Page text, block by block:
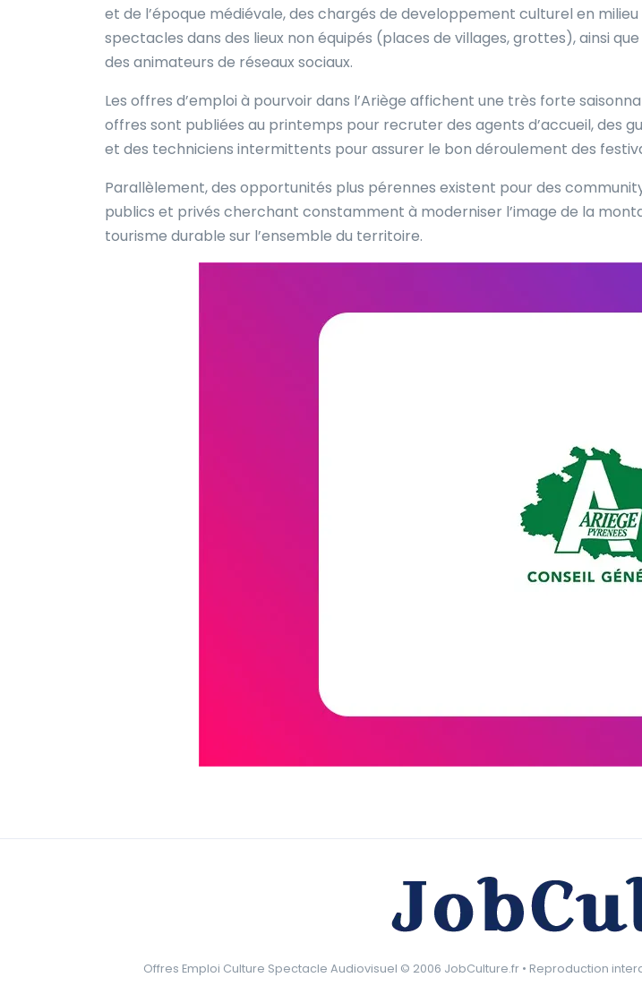
et de l’époque médiévale, des chargés de developpement culturel en
spectacles dans des lieux non équipés (places de villages, grottes), ainsi
des animateurs de réseaux sociaux.
Les offres d’emploi à pourvoir dans l’Ariège affichent une très forte
offres sont publiées au printemps pour recruter des agents d’accueil, des
et des techniciens intermittents pour assurer le bon déroulement des
Parallèlement, des opportunités plus pérennes existent pour des
publics et privés cherchant constamment à moderniser l’image de la
tourisme durable sur l’ensemble du territoire.
Offres Emploi Culture Spectacle Audiovisuel © 2006 JobCulture.fr • Reproduction